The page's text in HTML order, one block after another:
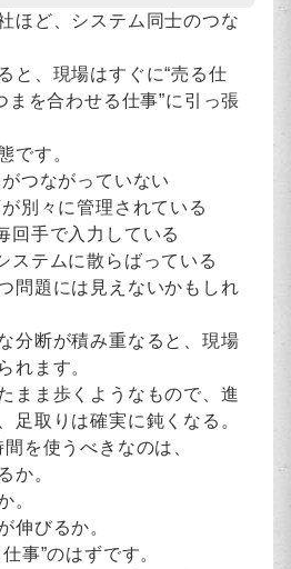
ほど、システム同士のつな
と、現場はすぐに“売る仕
まを合わせる仕事”に引っ張
です。
つながっていない
別々に管理されている
回手で入力している
ステムに散らばっている
問題には見えないかもしれ
分断が積み重なると、現場
れます。
まま歩くようなもので、進
足取りは確実に鈍くなる。
を使うべきなのは、
か。
。
伸びるか。
事”のはずです。